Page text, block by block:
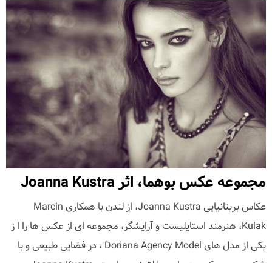
مجموعه عکس بوهما، اثر Joanna Kustra
عکاس بریتانیایی Joanna Kustra، از لندن با همکاری Marcin
Kulak، هنرمند استایلیست و آرایشگر، مجموعه ای از عکس ها را ا ز
یکی از مدل های Doriana Agency Model ، در فضایی طبیعی و با